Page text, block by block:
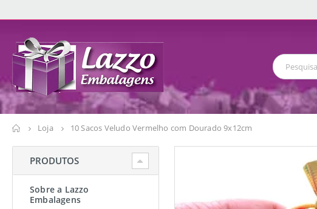
Loja 10 Sacos Veludo Vermelho com Dourado 9x12cm
PRODUTOS
Sobre a Lazzo
Embalagens